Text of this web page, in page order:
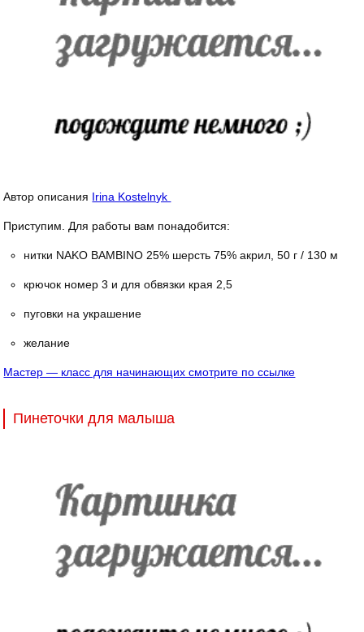
Автор описания Irina Kostelnyk
Приступим. Для работы вам понадобится:
нитки NAKO BAMBINO 25% шерсть 75% акрил, 50 г / 130 м
крючок номер 3 и для обвязки края 2,5
пуговки на украшение
желание
Мастер — класс для начинающих смотрите по ссылке
Пинеточки для малыша